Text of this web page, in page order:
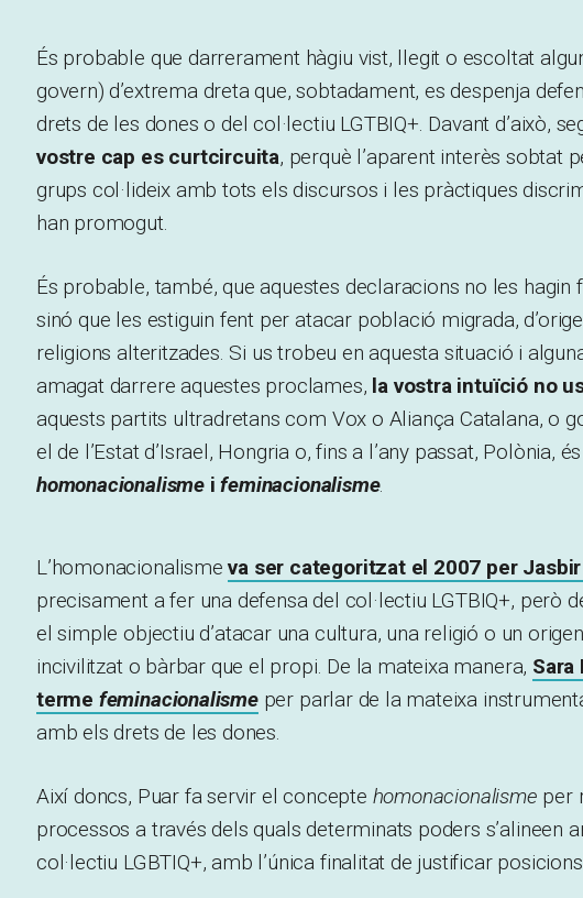
És probable que darrerament hàgiu vist, llegit o escoltat
govern) d’extrema dreta que, sobtadament, es despenja
drets de les dones o del col·lectiu LGTBIQ+. Davant d’això,
vostre cap es curtcircuita, perquè l’aparent interès sobtat
grups col·lideix amb tots els discursos i les pràctiques
han promogut.
És probable, també, que aquestes declaracions no les hagin
sinó que les estiguin fent per atacar població migrada,
religions alteritzades. Si us trobeu en aquesta situació i
amagat darrere aquestes proclames, la vostra intuïció no
aquests partits ultradretans com Vox o Aliança Catalana, o
el de l’Estat d’Israel, Hongria o, fins a l’any passat, Polònia,
homonacionalismeifeminacionalisme.
L’homonacionalismeva ser categoritzat el 2007 per Jasbir
precisament a fer una defensa del col·lectiu LGTBIQ+, però
el simple objectiu d’atacar una cultura, una religió o un
incivilitzat o bàrbar que el propi. De la mateixa manera, Sara
terme feminacionalismeper parlar de la mateixa
amb els drets de les dones.
Així doncs, Puar fa servir el concepte homonacionalisme per
processos a través dels quals determinats poders s’alineen
col·lectiu LGBTIQ+, amb l’única finalitat de justificar